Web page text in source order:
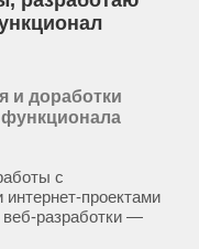
и доработки
с
проектами
разработки —